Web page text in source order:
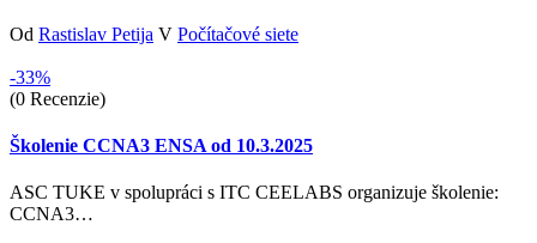
Od Rastislav Petija V Počítačové siete
-33%
(0 Recenzie)
Školenie CCNA3 ENSA od 10.3.2025
ASC TUKE v spolupráci s ITC CEELABS organizuje školenie:
CCNA3…